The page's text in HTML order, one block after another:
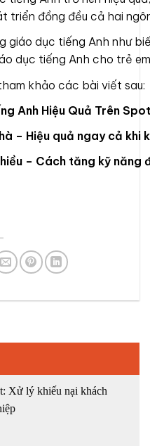
triển đồng đều cả hai
giáo dục tiếng Anh như
dục tiếng Anh cho trẻ
khảo các bài viết sau:
Anh Hiệu Quả Trên
– Hiệu quả ngay cả khi
– Cách tăng kỹ năng